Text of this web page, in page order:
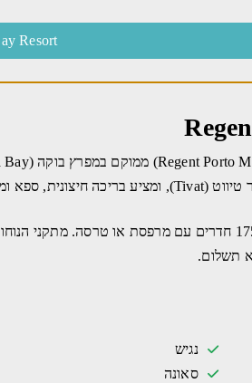
Resort
ומציע 175 חדרים עם מרפסת או טרסה. מתקני
תשלום.
נגיש
סאונה